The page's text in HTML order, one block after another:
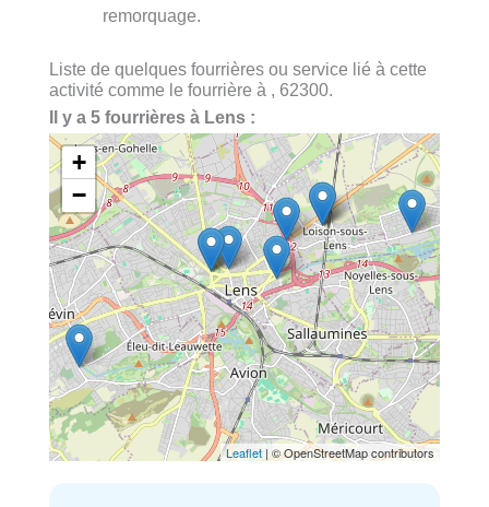
remorquage.
Liste de quelques fourrières ou service lié à cette
activité comme le fourrière à , 62300.
Il y a 5 fourrières à Lens :
+
−
Leaflet | © OpenStreetMap contributors